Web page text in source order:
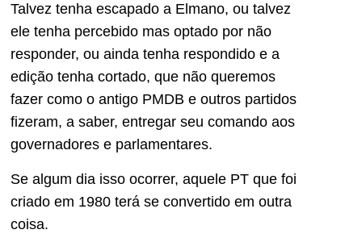
Talvez tenha escapado a Elmano, ou talvez
ele tenha percebido mas optado por não
responder, ou ainda tenha respondido e a
edição tenha cortado, que não queremos
fazer como o antigo PMDB e outros partidos
fizeram, a saber, entregar seu comando aos
governadores e parlamentares.
Se algum dia isso ocorrer, aquele PT que foi
criado em 1980 terá se convertido em outra
coisa.